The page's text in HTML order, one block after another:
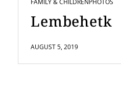
FAMILY & CHILDREN PHOTOS
Lembehetk
AUGUST 5, 2019